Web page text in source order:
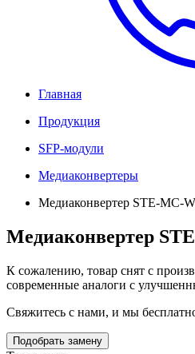
Главная
Продукция
SFP-модули
Медиаконвертеры
Медиаконвертер STE-MC-
Медиаконвертер
К сожалению, товар снят с
современные аналоги с
Свяжитесь с нами, и мы
Подобрать замену